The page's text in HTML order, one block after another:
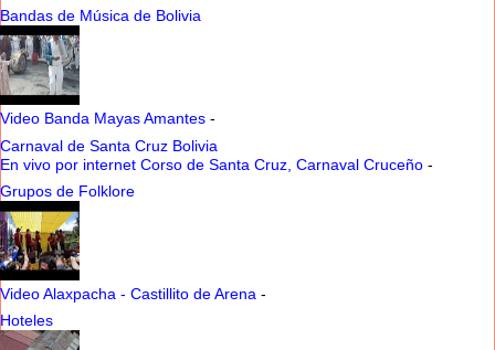
Bandas de Música de Bolivia
Video Banda Mayas Amantes -
Carnaval de Santa Cruz Bolivia
En vivo por internet Corso de Santa Cruz, Carnaval Cruceño -
Grupos de Folklore
Video Alaxpacha - Castillito de Arena -
Hoteles